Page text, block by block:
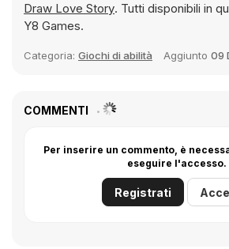
Draw Love Story. Tutti disponibili in
Y8 Games.
Categoria: Giochi di abilità Aggiunto 09
COMMENTI
Per inserire un commento, è
eseguire l'accesso.
Registrati